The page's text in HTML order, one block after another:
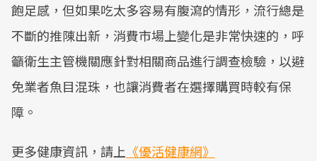
飽足感，但如果吃太多容易有腹瀉的情形，流行總是
不斷的推陳出新，消費市場上變化是非常快速的，呼
籲衛生主管機關應針對相關商品進行調查檢驗，以避
免業者魚目混珠，也讓消費者在選擇購買時較有保
障。
更多健康資訊，請上 《優活健康網》